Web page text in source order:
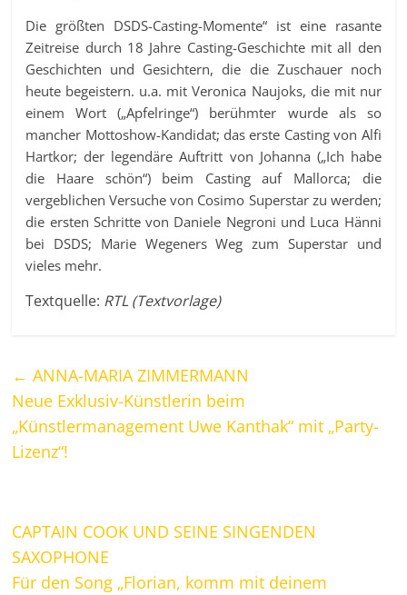
Die größten DSDS-Casting-Momente“ ist eine rasante
Zeitreise durch 18 Jahre Casting-Geschichte mit all den
Geschichten und Gesichtern, die die Zuschauer noch
heute begeistern. u.a. mit Veronica Naujoks, die mit nur
einem Wort („Apfelringe“) berühmter wurde als so
mancher Mottoshow-Kandidat; das erste Casting von Alfi
Hartkor; der legendäre Auftritt von Johanna („Ich habe
die Haare schön“) beim Casting auf Mallorca; die
vergeblichen Versuche von Cosimo Superstar zu werden;
die ersten Schritte von Daniele Negroni und Luca Hänni
bei DSDS; Marie Wegeners Weg zum Superstar und
vieles mehr.
Textquelle: RTL (Textvorlage)
← ANNA-MARIA ZIMMERMANN
Neue Exklusiv-Künstlerin beim
„Künstlermanagement Uwe Kanthak“ mit „Party-
Lizenz“!
CAPTAIN COOK UND SEINE SINGENDEN
SAXOPHONE
Für den Song „Florian, komm mit deinem